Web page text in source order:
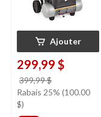
Ajouter
299,99 $
399,99 $
était
Rabais 25% (100.00
$)